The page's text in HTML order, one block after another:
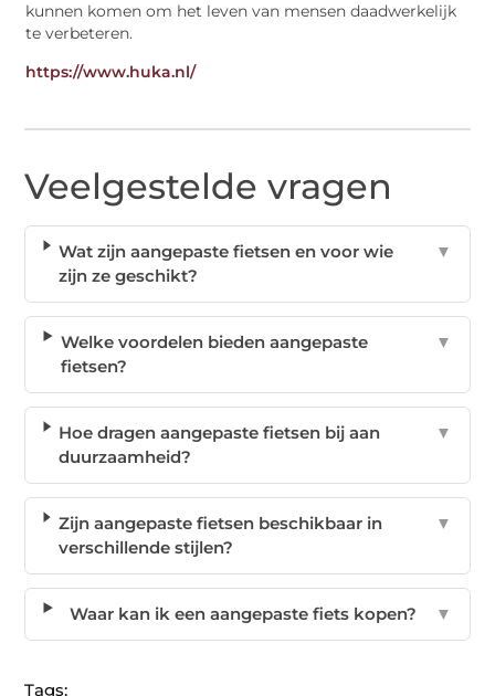
kunnen komen om het leven van mensen daadwerkelijk
te verbeteren.
https://www.huka.nl/
Veelgestelde vragen
Wat zijn aangepaste fietsen en voor wie
zijn ze geschikt?
▼
Welke voordelen bieden aangepaste
fietsen?
▼
Hoe dragen aangepaste fietsen bij aan
duurzaamheid?
▼
Zijn aangepaste fietsen beschikbaar in
verschillende stijlen?
▼
Waar kan ik een aangepaste fiets kopen? ▼
Tags: